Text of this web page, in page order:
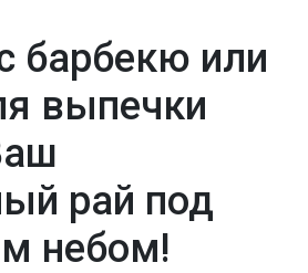
барбекю или
выпечки
рай под
небом!